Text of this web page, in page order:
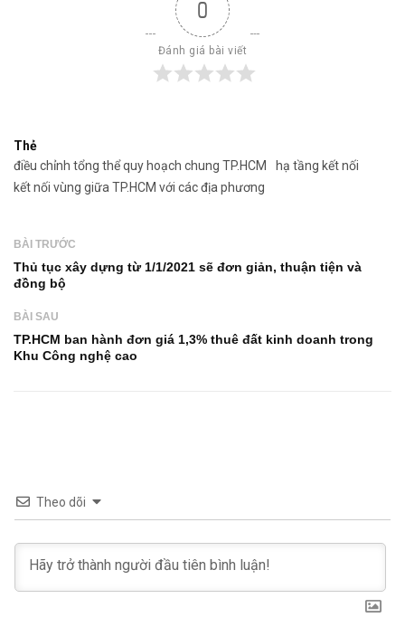
0
Đánh giá bài viết
Thẻ
điều chỉnh tổng thể quy hoạch chung TP.HCM
hạ tầng kết nối
kết nối vùng giữa TP.HCM với các địa phương
BÀI TRƯỚC
Thủ tục xây dựng từ 1/1/2021 sẽ đơn giản, thuận tiện và
đồng bộ
BÀI SAU
TP.HCM ban hành đơn giá 1,3% thuê đất kinh doanh trong
Khu Công nghệ cao
Theo dõi